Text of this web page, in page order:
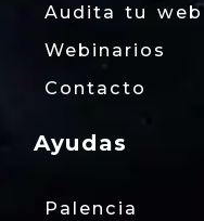
Audita tu web
Webinarios
Contacto
Ayudas
Palencia